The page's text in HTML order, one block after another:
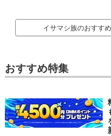
イサマシ族のおすす
おすすめ特集